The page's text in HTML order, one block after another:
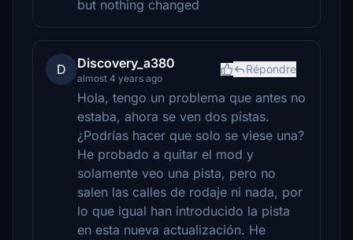
but nothing changed
D Discovery_a380
almost 4 years ago
Répondre
Hola, tengo un problema que antes no
estaba, ahora se ven dos pistas.
¿Podrías hacer que solo se viese una?
He probado a quitar el mod y
solamente veo una pista, pero no
salen las calles de rodaje ni nada, por
lo que igual han introducido la pista
en esta nueva actualización. He